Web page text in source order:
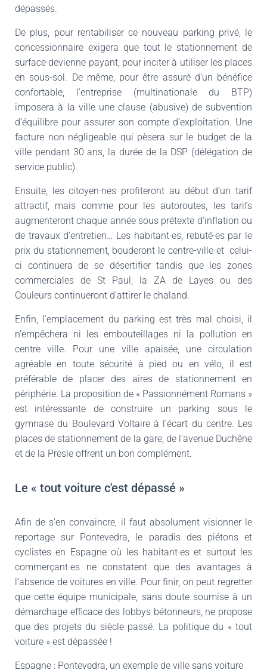
dépassés.
De plus, pour rentabiliser ce nouveau parking privé, le
concessionnaire exigera que tout le stationnement de
surface devienne payant, pour inciter à utiliser les places
en sous-sol. De même, pour être assuré d’un bénéfice
confortable, l’entreprise (multinationale du BTP)
imposera à la ville une clause (abusive) de subvention
d’équilibre pour assurer son compte d’exploitation. Une
facture non négligeable qui pèsera sur le budget de la
ville pendant 30 ans, la durée de la DSP (délégation de
service public).
Ensuite, les citoyen·nes profiteront au début d’un tarif
attractif, mais comme pour les autoroutes, les tarifs
augmenteront chaque année sous prétexte d’inflation ou
de travaux d’entretien… Les habitant·es, rebuté·es par le
prix du stationnement, bouderont le centre-ville et celui-
ci continuera de se désertifier tandis que les zones
commerciales de St Paul, la ZA de Layes ou des
Couleurs continueront d’attirer le chaland.
Enfin, l’emplacement du parking est très mal choisi, il
n’empêchera ni les embouteillages ni la pollution en
centre ville. Pour une ville apaisée, une circulation
agréable en toute sécurité à pied ou en vélo, il est
préférable de placer des aires de stationnement en
périphérie. La proposition de « Passionnément Romans »
est intéressante de construire un parking sous le
gymnase du Boulevard Voltaire à l’écart du centre. Les
places de stationnement de la gare, de l’avenue Duchêne
et de la Presle offrent un bon complément.
Le « tout voiture c'est dépassé »
Afin de s’en convaincre, il faut absolument visionner le
reportage sur Pontevedra, le paradis des piétons et
cyclistes en Espagne où les habitant·es et surtout les
commerçant·es ne constatent que des avantages à
l’absence de voitures en ville. Pour finir, on peut regretter
que cette équipe municipale, sans doute soumise à un
démarchage efficace des lobbys bétonneurs, ne propose
que des projets du siècle passé. La politique du « tout
voiture » est dépassée !
Espagne : Pontevedra, un exemple de ville sans voiture